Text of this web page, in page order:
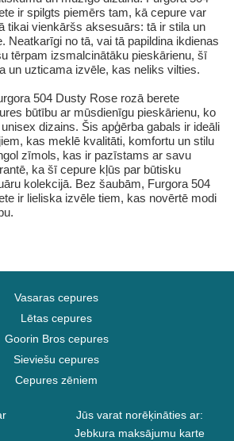
ir spilgts piemērs tam, kā cepure var
tikai vienkāršs aksesuārs: tā ir stila un
Neatkarīgi no tā, vai tā papildina ikdienas
tērpam izsmalcinātāku pieskārienu, šī
un uzticama izvēle, kas neliks vilties.
504 Dusty Rose rozā berete
būtību ar mūsdienīgu pieskārienu, ko
dizains. Šis apģērba gabals ir ideāli
kas meklē kvalitāti, komfortu un stilu
zīmols, kas ir pazīstams ar savu
ka šī cepure kļūs par būtisku
kolekcijā. Bez šaubām, Furgora 504
ir lieliska izvēle tiem, kas novērtē modi
Vasaras cepures
Lētas cepures
Goorin Bros cepures
Sieviešu cepures
Cepures zēniem
Jūs varat norēķināties ar:
Jebkura maksājumu karte